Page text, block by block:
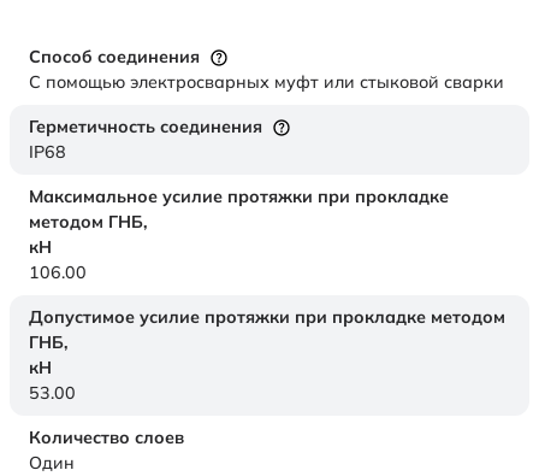
Способ соединения
С помощью электросварных муфт или стыковой сварки
Герметичность соединения
IP68
Максимальное усилие протяжки при прокладке
методом ГНБ,
кН
106.00
Допустимое усилие протяжки при прокладке методом
ГНБ,
кН
53.00
Количество слоев
Один